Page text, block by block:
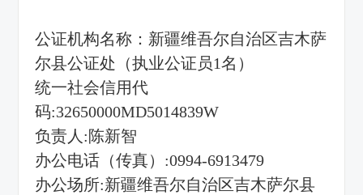
公证机构名称：新疆维吾尔自治区吉木萨
尔县公证处（执业公证员1名）
统一社会信用代
码:32650000MD5014839W
负责人:陈新智
办公电话（传真）:0994-6913479
办公场所:新疆维吾尔自治区吉木萨尔县